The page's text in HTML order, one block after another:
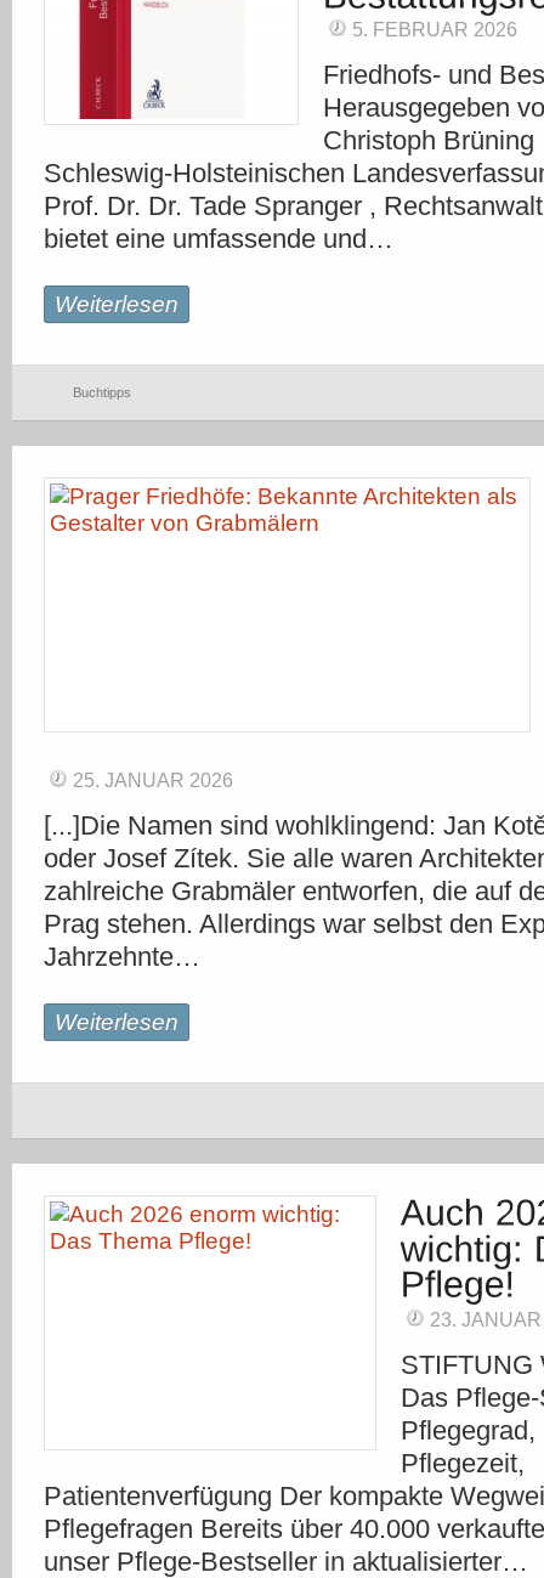
5. FEBRUAR 2026
Friedhofs- und
Herausgegeben
Christoph
Schleswig-Holsteinischen
Prof. Dr. Dr. Tade Spranger ,
bietet eine umfassende und…
Weiterlesen
Buchtipps
25. JANUAR 2026
[...]Die Namen sind wohlklingend: Jan
oder Josef Zítek. Sie alle waren
zahlreiche Grabmäler entworfen, die auf
Prag stehen. Allerdings war selbst den
Jahrzehnte…
Weiterlesen
23.
STIFTUNG
Das
Pflegezeit,
Patientenverfügung Der kompakte
Pflegefragen Bereits über 40.000
unser Pflege-Bestseller in aktualisierter…